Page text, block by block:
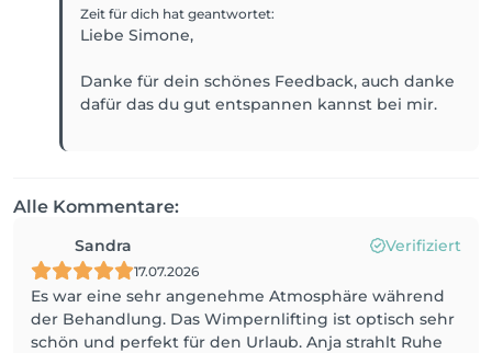
Zeit für dich hat geantwortet:
Liebe Simone,
Danke für dein schönes Feedback, auch danke
dafür das du gut entspannen kannst bei mir.
Alle Kommentare:
Sandra Verifiziert
17.07.2026
Es war eine sehr angenehme Atmosphäre während
der Behandlung. Das Wimpernlifting ist optisch sehr
schön und perfekt für den Urlaub. Anja strahlt Ruhe